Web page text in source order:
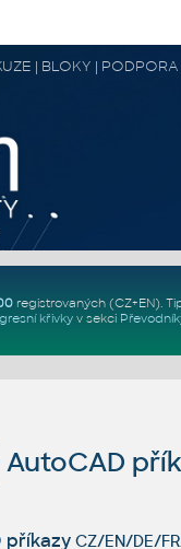
| BLOKY |
registrovaných (CZ+EN).
křivkyv sekci
AutoCAD
příkazy CZ/EN/DE/